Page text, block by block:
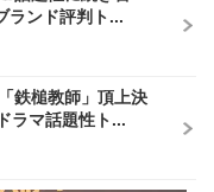
ランド評判ト...
鉄槌教師」頂上決
ラマ話題性ト...